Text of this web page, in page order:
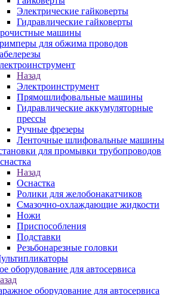
Электрические гайковерты
Гидравлические гайковерты
машины
для обжима проводов
Назад
Электроинструмент
Прямошлифовальные машины
Гидравлические аккумуляторные
прессы
Ручные фрезеры
Ленточные шлифовальные машины
для промывки трубопроводов
Назад
Оснастка
Ролики для желобонакатчиков
Смазочно-охлаждающие жидкости
Ножи
Приспособления
Подставки
Резьбонарезные головки
оборудование для автосервиса
оборудование для автосервиса